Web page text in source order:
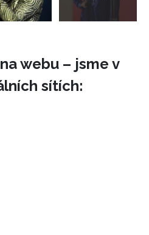
webu – jsme v
sítích: